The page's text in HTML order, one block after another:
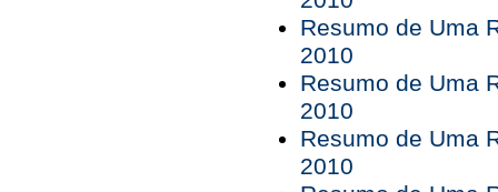
Resumo de Uma
2010
Resumo de Uma
2010
Resumo de Uma
2010